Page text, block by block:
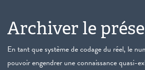
Archiver le
En tant que système de codage du réel, le
pouvoir engendrer une connaissance quasi-